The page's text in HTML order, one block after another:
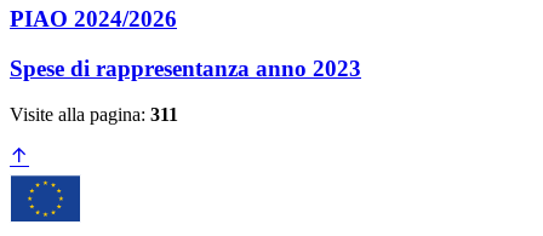
PIAO 2024/2026
Spese di rappresentanza anno 2023
Visite alla pagina: 311